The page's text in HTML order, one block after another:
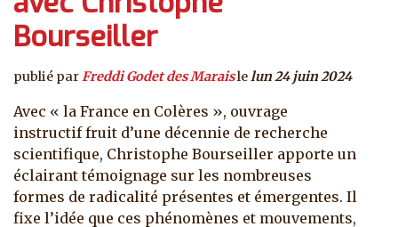
Bourseiller
publié parFreddi Godet des Maraislelun 24 juin 2024
Avec « la France en Colères », ouvrage
instructif fruit d’une décennie de recherche
scientifique, Christophe Bourseiller apporte un
éclairant témoignage sur les nombreuses
formes de radicalité présentes et émergentes. Il
fixe l’idée que ces phénomènes et mouvements,